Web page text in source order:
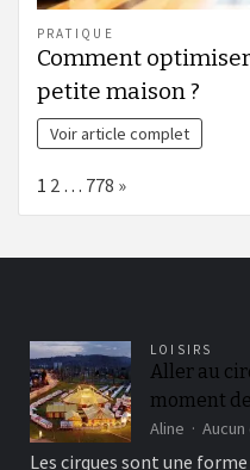
PRATIQUE
Comment
petite maison ?
Voir article complet
Page:
1 2 … 778 Next
»
LOISIRS
Aller au
moment
Aline
Les cirques sont une